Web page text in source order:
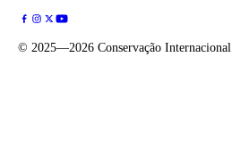
© 2025—2026 Conservação Internacional